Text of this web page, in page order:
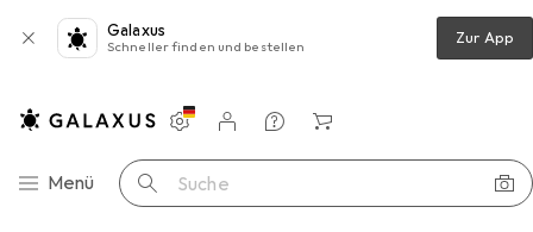
Galaxus
Schneller finden und bestellen Zur App
Navigation nach Kategorien
Menü Suche
Einstellungen
Kundenkonto
Vergleichslisten
Merklisten
Warenkorb